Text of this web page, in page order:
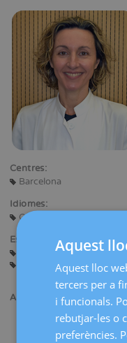
Centres:
Barcelona
Idiomes:
Castellà
Especialitats:
Ecografia Obstètrica i
Interrupció Legal de
Altres especialitats:
Ecografia obstètrica
Tècniques
Aquest
Aquest lloc
tercers per a
i funcionals.
rebutjar-les o
preferències.